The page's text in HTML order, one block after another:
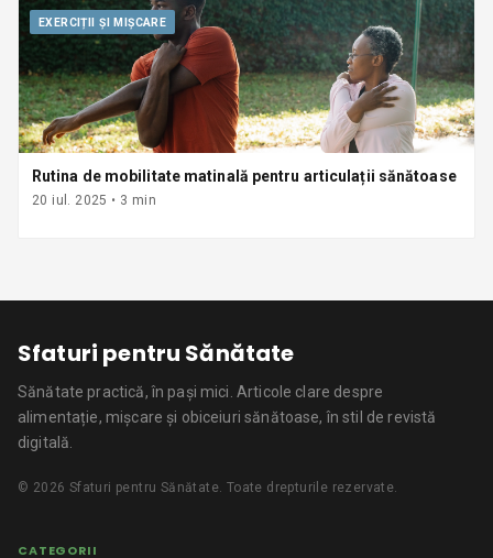
EXERCIȚII ȘI MIȘCARE
Rutina de mobilitate matinală pentru articulații sănătoase
20 iul. 2025 • 3 min
Sfaturi pentru Sănătate
Sănătate practică, în pași mici. Articole clare despre
alimentație, mișcare și obiceiuri sănătoase, în stil de revistă
digitală.
© 2026 Sfaturi pentru Sănătate. Toate drepturile rezervate.
CATEGORII